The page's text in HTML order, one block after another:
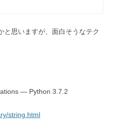
と思いますが、面白そうなテク
— Python 3.7.2
string.html